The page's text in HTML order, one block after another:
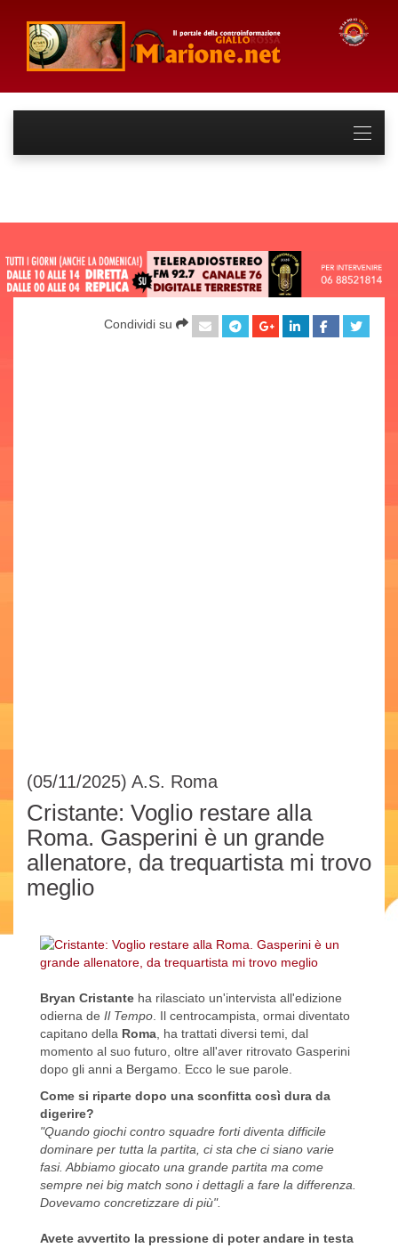
Condividi su
(05/11/2025) A.S. Roma
Cristante: Voglio restare alla
Roma. Gasperini è un grande
allenatore, da trequartista mi trovo
meglio
Bryan Cristante ha rilasciato un'intervista all'edizione
odierna de Il Tempo. Il centrocampista, ormai diventato
capitano della Roma, ha trattati diversi temi, dal
momento al suo futuro, oltre all'aver ritrovato Gasperini
dopo gli anni a Bergamo. Ecco le sue parole.
Come si riparte dopo una sconfitta così dura da
digerire?
"Quando giochi contro squadre forti diventa difficile
dominare per tutta la partita, ci sta che ci siano varie
fasi. Abbiamo giocato una grande partita ma come
sempre nei big match sono i dettagli a fare la differenza.
Dovevamo concretizzare di più".
Avete avvertito la pressione di poter andare in testa